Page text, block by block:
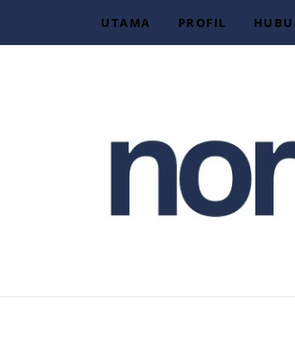
UTAMA PROFIL